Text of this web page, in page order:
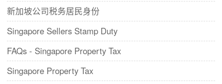
新加坡公司税务居民身份
Singapore Sellers Stamp Duty
FAQs - Singapore Property Tax
Singapore Property Tax